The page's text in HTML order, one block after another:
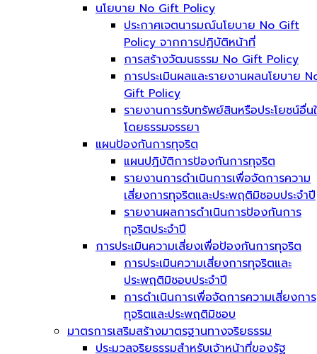
นโยบาย No Gift Policy
ประกาศเจตนารมณ์นโยบาย No Gift
Policy จากการปฏิบัติหน้าที่
การสร้างวัฒนธรรม No Gift Policy
การประเมินผลและรายงานผลนโยบาย
Gift Policy
รายงานการรับทรัพย์สินหรือประโยชน์อื่น
โดยธรรมจรรยา
แผนป้องกันการทุจริต
แผนปฏิบัติการป้องกันการทุจริต
รายงานการดำเนินการเพื่อจัดการความ
เสี่ยงการทุจริตและประพฤติมิชอบประจำปี
รายงานผลการดำเนินการป้องกันการ
ทุจริตประจำปี
การประเมินความเสี่ยงเพื่อป้องกันการทุจริต
การประเมินความเสี่ยงการทุจริตและ
ประพฤติมิชอบประจำปี
การดำเนินการเพื่อจัดการความเสี่ยงการ
ทุจริตและประพฤติมิชอบ
มาตรการเสริมสร้างมาตรฐานทางจริยธรรม
ประมวลจริยธรรมสำหรับเจ้าหน้าที่ของรัฐ